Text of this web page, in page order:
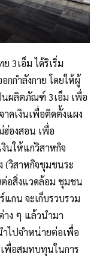
3เอ็ม ได้ริเริ่ม
กกำลังกาย โดยให้ผู้
นผลิตภัณฑ์ 3เอ็ม เพื่อ
คเงินเพื่อติดตั้งแผง
ฮ่องสอน เพื่อ
นให้แก่วิสาหกิจ
(วิสาหกิจชุมชนระ
อสิ่งแวดล้อม ชุมชน
กน จะเก็บรวบรวม
าง ๆ แล้วนำมา
ไปจำหน่ายต่อเพื่อ
พื่อสมทบทุนในการ